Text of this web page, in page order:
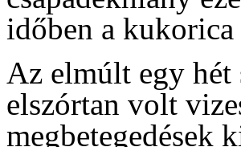
időben a
Az elmúlt egy hét
elszórtan volt
megbetegedések